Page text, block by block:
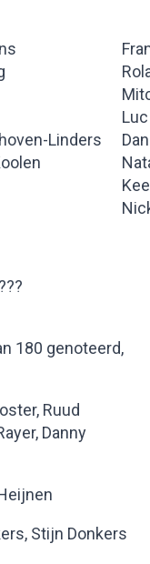
Linders
180 genoteerd,
Ruud
Danny
Stijn Donkers